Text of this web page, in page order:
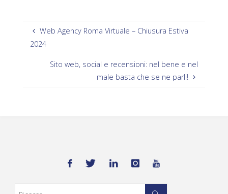
Web Agency Roma Virtuale – Chiusura Estiva
2024
Sito web, social e recensioni: nel bene e nel
male basta che se ne parli!